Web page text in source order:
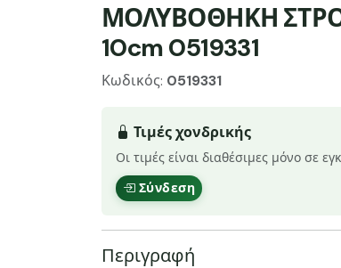
ΜΟΛΥΒΟΘΗΚΗ
10cm 0519331
Κωδικός: 0519331
Τιμές χονδρικής
Οι τιμές είναι διαθέσιμες μόνο σε
Σύνδεση
Περιγραφή